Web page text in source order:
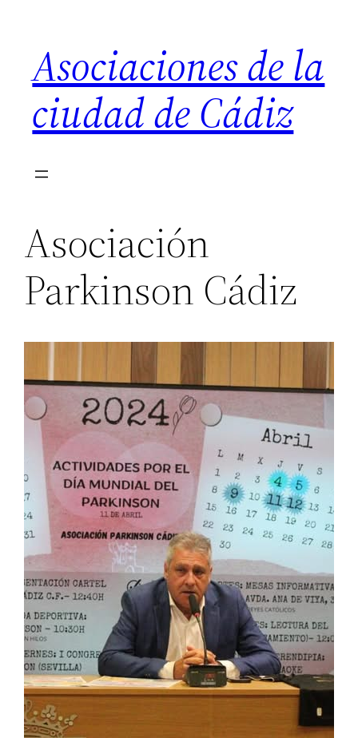
contenido
Asociaciones de la
ciudad de Cádiz
Asociación
Parkinson Cádiz